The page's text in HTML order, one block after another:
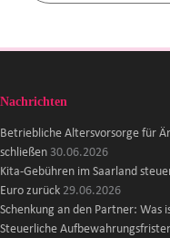
Nachrichten
Betriebliche Altersvorsorge für
schließen 30.06.2026
Kita-Gebühren im Saarland
Euro zurück 29.06.2026
Schenkung an den Partner: Was
Steuerliche